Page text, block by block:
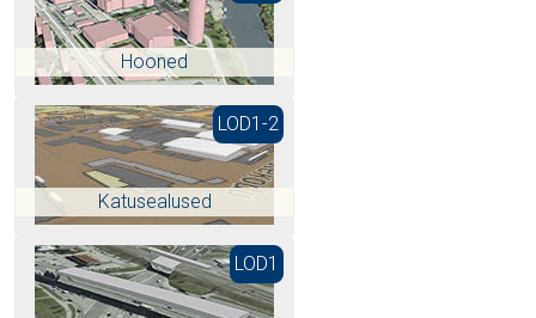
Hooned
LOD1-2
Katusealused
LOD1